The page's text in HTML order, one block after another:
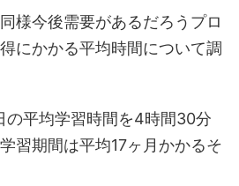
様今後需要があるだろうプロ
にかかる平均時間について調
の平均学習時間を4時間30分
習期間は平均17ヶ月かかるそ